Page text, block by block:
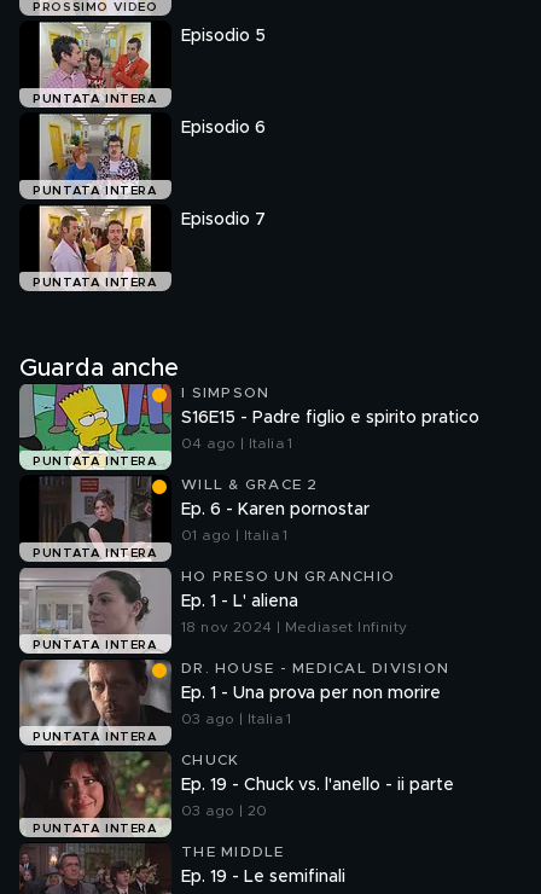
PROSSIMO VIDEO
PUNTATA INTERA
Episodio 5
PUNTATA INTERA
Episodio 6
PUNTATA INTERA
Episodio 7
Guarda anche
PUNTATA INTERA
I SIMPSON
S16E15 - Padre figlio e spirito pratico
04 ago | Italia 1
PUNTATA INTERA
WILL & GRACE 2
Ep. 6 - Karen pornostar
01 ago | Italia 1
PUNTATA INTERA
HO PRESO UN GRANCHIO
Ep. 1 - L' aliena
18 nov 2024 | Mediaset Infinity
PUNTATA INTERA
DR. HOUSE - MEDICAL DIVISION
Ep. 1 - Una prova per non morire
03 ago | Italia 1
PUNTATA INTERA
CHUCK
Ep. 19 - Chuck vs. l'anello - ii parte
03 ago | 20
THE MIDDLE
Ep. 19 - Le semifinali